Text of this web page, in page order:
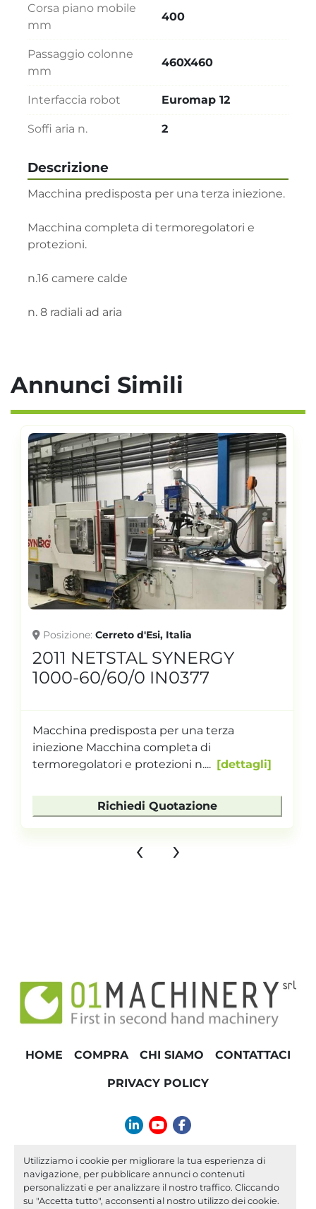
Utilizziamo i cookie per migliorare la tua esperienza di
navigazione, per pubblicare annunci o contenuti
personalizzati e per analizzare il nostro traffico. Cliccando
su "Accetta tutto", acconsenti al nostro utilizzo dei cookie.
Descrizione
Macchina predisposta per una terza iniezione.
Macchina completa di termoregolatori e
protezioni.
n.16 camere calde
n. 8 radiali ad aria
Corsa piano mobile
mm
400
Passaggio colonne
mm
460X460
Interfaccia robot Euromap 12
Soffi aria n. 2
Annunci Simili
Posizione Cerreto d'Esi, Italia
2011 NETSTAL SYNERGY
1000-60/60/0 IN0377
Macchina predisposta per una terza
iniezione Macchina completa di
termoregolatori e protezioni n....
dettagli
Richiedi Quotazione
‹ ›
HOME COMPRA CHI SIAMO CONTATTACI
PRIVACY POLICY
linkedinyoutubefacebook
info@01machinery.com
Machinio Systemsito web diMachinio
Personalizza le preferenze sui Cookies